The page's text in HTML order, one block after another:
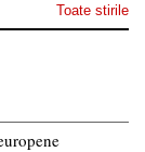
Toate stirile